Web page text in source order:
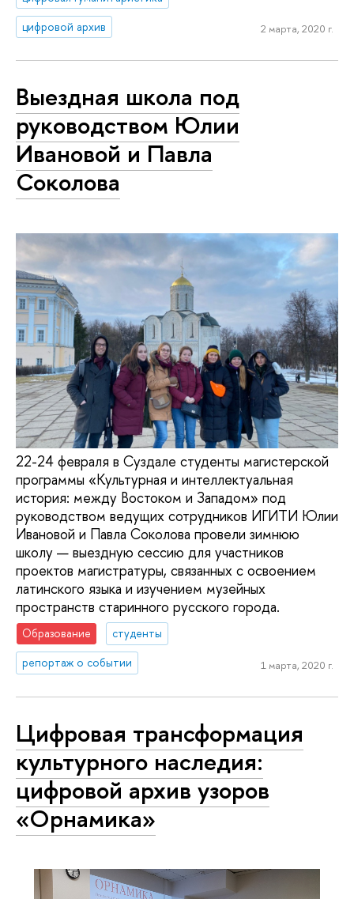
цифровой архив
2 марта, 2020 г.
Выездная школа под
руководством Юлии
Ивановой и Павла
Соколова
22-24 февраля в Суздале студенты магистерской
программы «Культурная и интеллектуальная
история: между Востоком и Западом» под
руководством ведущих сотрудников ИГИТИ Юлии
Ивановой и Павла Соколова провели зимнюю
школу — выездную сессию для участников
проектов магистратуры, связанных с освоением
латинского языка и изучением музейных
пространств старинного русского города.
Образование
студенты
репортаж о событии
1 марта, 2020 г.
Цифровая трансформация
культурного наследия:
цифровой архив узоров
«Орнамика»